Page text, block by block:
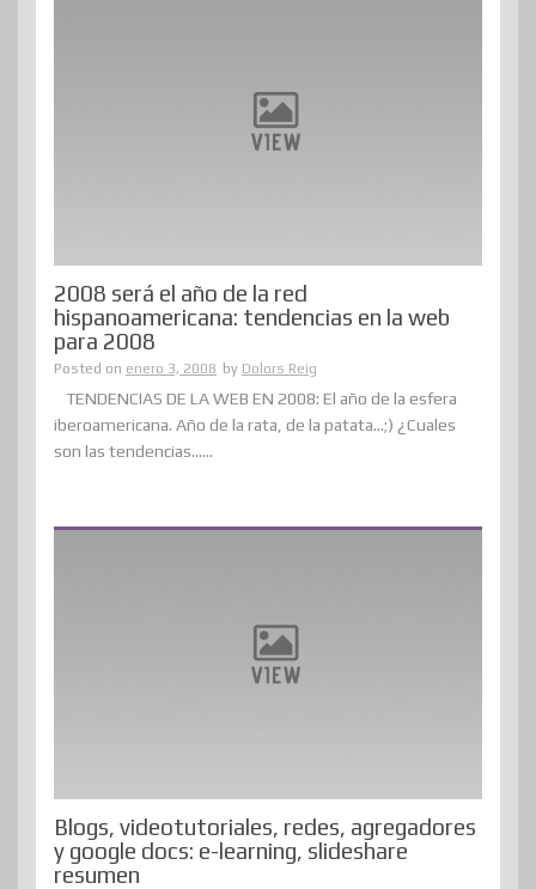
2008 será el año de la red
hispanoamericana: tendencias en la web
para 2008
Posted on enero 3, 2008 by Dolors Reig
TENDENCIAS DE LA WEB EN 2008: El año de la esfera
iberoamericana. Año de la rata, de la patata…;) ¿Cuales
son las tendencias......
Blogs, videotutoriales, redes, agregadores
y google docs: e-learning, slideshare
resumen